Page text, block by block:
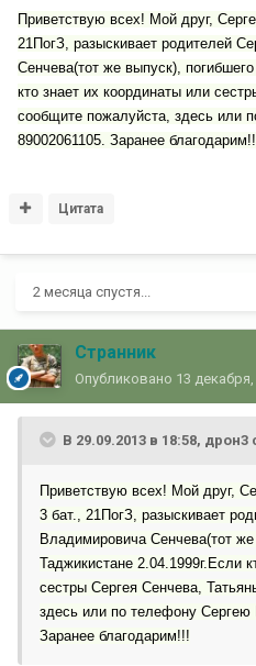
Приветствую всех! Мой друг,
21ПогЗ, разыскивает родителей
Сенчева(тот же выпуск),
кто знает их координаты или
сообщите пожалуйста, здесь или
89002061105. Заранее
Цитата
2 месяца спустя...
Странник
Опубликовано 13 декабря,
В 29.09.2013 в 18:58, дрон3
Приветствую всех! Мой друг,
3 бат., 21ПогЗ, разыскивает
Владимировича Сенчева(тот
Таджикистане 2.04.1999г.Если
сестры Сергея Сенчева,
здесь или по телефону Сергею
Заранее благодарим!!!